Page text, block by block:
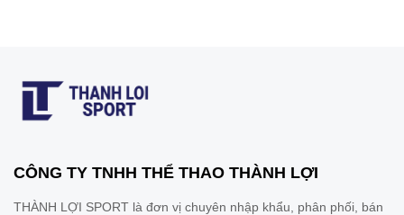
CÔNG TY TNHH THỂ THAO THÀNH LỢI
THÀNH LỢI SPORT là đơn vị chuyên nhập khẩu, phân phối, bán